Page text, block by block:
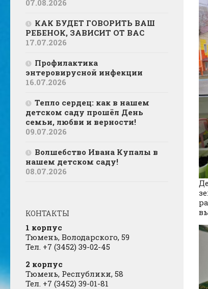
07.08.2026
КАК БУДЕТ ГОВОРИТЬ ВАШ
РЕБЕНОК, ЗАВИСИТ ОТ ВАС
17.07.2026
Профилактика
энтеровирусной инфекции
16.07.2026
Тепло сердец: как в нашем
детском саду прошёл День
семьи, любви и верности!
09.07.2026
Волшебство Ивана Купалы в
нашем детском саду!
08.07.2026
КОНТАКТЫ
1 корпус
Тюмень, Володарского, 59
Тел. +7 (3452) 39-02-45
2 корпус
Тюмень, Республики, 58
Тел. +7 (3452) 39-01-81